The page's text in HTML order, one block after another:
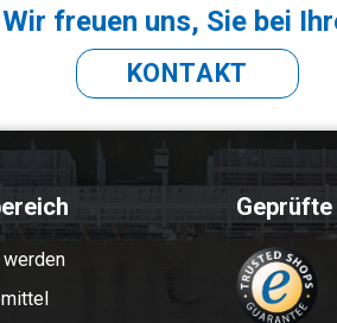
Wir freuen uns, Sie bei
KONTAKT
werden